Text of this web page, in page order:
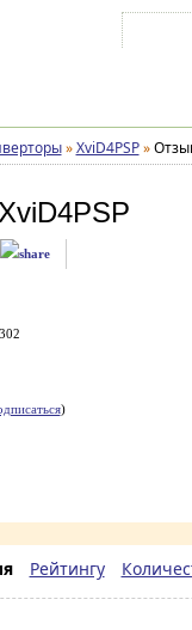
» XviD4PSP »
XviD4PSP
)
Рейтингу